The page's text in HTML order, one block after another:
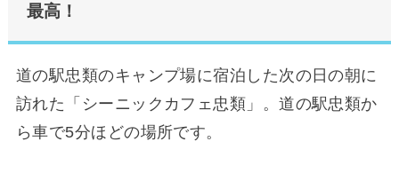
最高！
道の駅忠類のキャンプ場に宿泊した次の日の朝に
訪れた「シーニックカフェ忠類」。道の駅忠類か
ら車で5分ほどの場所です。